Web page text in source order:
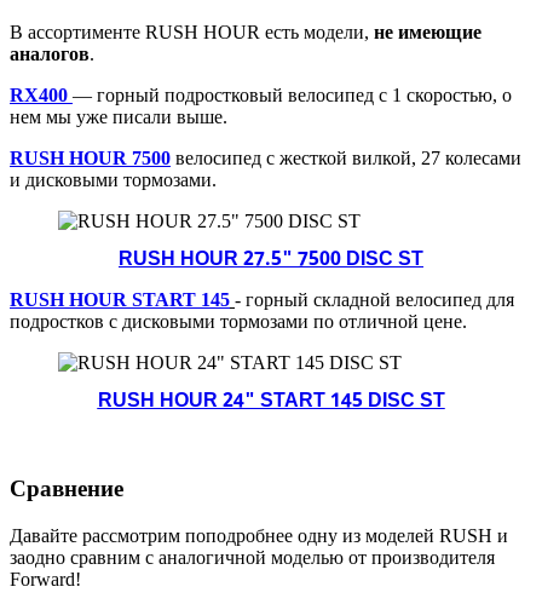
В ассортименте RUSH HOUR есть модели, не имеющие
аналогов.
RX400 — горный подростковый велосипед с 1 скоростью, о
нем мы уже писали выше.
RUSH HOUR 7500 велосипед с жесткой вилкой, 27 колесами
и дисковыми тормозами.
RUSH HOUR 27.5" 7500 DISC ST
RUSH HOUR START 145 - горный складной велосипед для
подростков с дисковыми тормозами по отличной цене.
RUSH HOUR 24" START 145 DISC ST
Сравнение
Давайте рассмотрим поподробнее одну из моделей RUSH и
заодно сравним с аналогичной моделью от производителя
Forward!